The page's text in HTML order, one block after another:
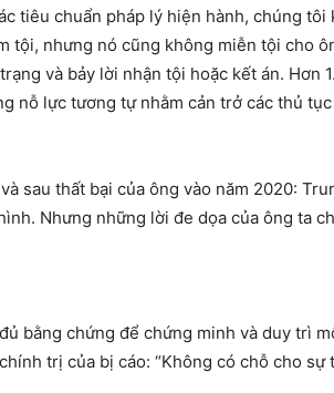
tiêu chuẩn pháp lý hiện hành, chúng
tội, nhưng nó cũng không miễn tội cho
và bảy lời nhận tội hoặc kết án.
nỗ lực tương tự nhằm cản trở các thủ
sau thất bại của ông vào năm 2020:
Nhưng những lời đe dọa của ông ta
bằng chứng để chứng minh và duy trì
trị của bị cáo: “Không có chỗ cho